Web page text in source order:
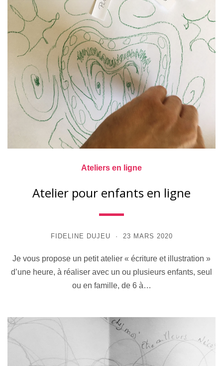
Ateliers en ligne
Atelier pour enfants en ligne
FIDELINE DUJEU 23 MARS 2020
Je vous propose un petit atelier « écriture et illustration »
d’une heure, à réaliser avec un ou plusieurs enfants, seul
ou en famille, de 6 à…